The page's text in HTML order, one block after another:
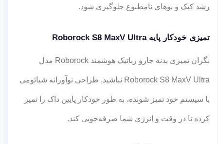
رشد کپک و بوهای نامطبوع جلوگیری شود.
تمیزی خودکار پایه Roborock S8 MaxV Ultra
نگران تمیزی بدنه جارو رباتیک هوشمند Roborock مدل
Roborock S8 MaxV Ultra نباشید. طراحی نوآورانه شیائومی
با سیستم خود تمیز شونده، به طور خودکار پایین داک را تمیز
کرده تا در وقت و انرژی شما صرفه‌جویی کند.